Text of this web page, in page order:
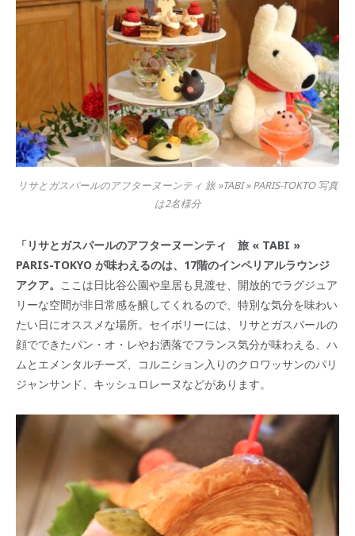
リサとガスパールのアフターヌーンティ 旅 »TABI » PARIS-TOKTO 写真
は2名様分
「リサとガスパールのアフターヌーンティ 旅 « TABI »
PARIS-TOKYO が味わえるのは、17階のインペリアルラウンジ
アクア。 ここは日比谷公園や皇居も見渡せ、開放的でラグジュア
リーな空間が非日常感を醸してくれるので、特別な気分を味わい
たい日にオススメな場所。セイボリーには、リサとガスパールの
顔でできたパン・オ・レやお洒落でフランス気分が味わえる、ハ
ムとエメンタルチーズ、コルニション入りのクロワッサンのパリ
ジャンサンド、キッシュロレーヌなどがあります。